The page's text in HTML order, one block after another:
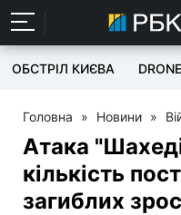
ОБСТРІЛ КИЄВА
Головна » Новини »
Атака
кількість
загиблих